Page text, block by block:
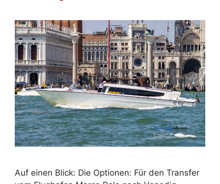
Auf einen Blick: Die Optionen: Für den Transfer